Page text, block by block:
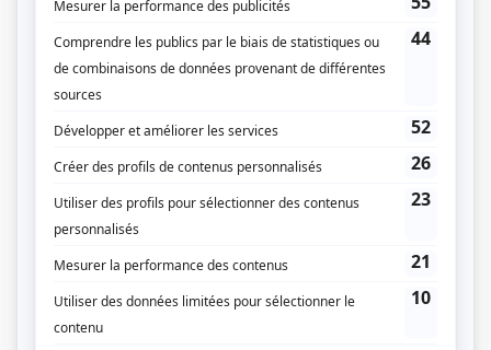
(Fourni par la production)
Liens
Fiche deLa nuit où Laurier Gaudreault s'est réveillé
Genre
Réalisation
Nancy Grant